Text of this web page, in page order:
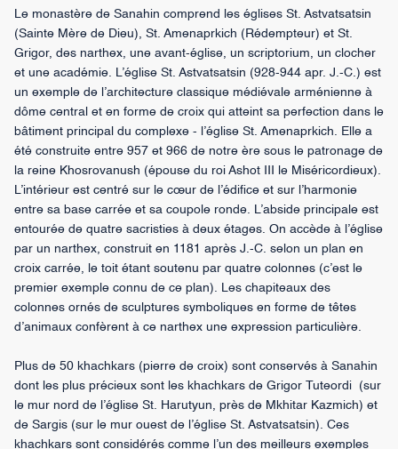
Le monastère de Sanahin comprend les églises St. Astvatsatsin
(Sainte Mère de Dieu), St. Amenaprkich (Rédempteur) et St.
Grigor, des narthex, une avant-église, un scriptorium, un clocher
et une académie. L’église St. Astvatsatsin (928-944 apr. J.-C.) est
un exemple de l’architecture classique médiévale arménienne à
dôme central et en forme de croix qui atteint sa perfection dans le
bâtiment principal du complexe - l’église St. Amenaprkich. Elle a
été construite entre 957 et 966 de notre ère sous le patronage de
la reine Khosrovanush (épouse du roi Ashot III le Miséricordieux).
L’intérieur est centré sur le cœur de l’édifice et sur l’harmonie
entre sa base carrée et sa coupole ronde. L’abside principale est
entourée de quatre sacristies à deux étages. On accède à l’église
par un narthex, construit en 1181 après J.-C. selon un plan en
croix carrée, le toit étant soutenu par quatre colonnes (c’est le
premier exemple connu de ce plan). Les chapiteaux des
colonnes ornés de sculptures symboliques en forme de têtes
d’animaux confèrent à ce narthex une expression particulière.
Plus de 50 khachkars (pierre de croix) sont conservés à Sanahin
dont les plus précieux sont les khachkars de Grigor Tuteordi (sur
le mur nord de l’église St. Harutyun, près de Mkhitar Kazmich) et
de Sargis (sur le mur ouest de l’église St. Astvatsatsin). Ces
khachkars sont considérés comme l’un des meilleurs exemples